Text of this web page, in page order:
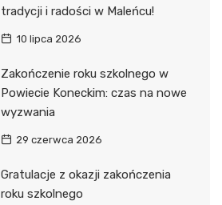
tradycji i radości w Maleńcu!
10 lipca 2026
Zakończenie roku szkolnego w
Powiecie Koneckim: czas na nowe
wyzwania
29 czerwca 2026
Gratulacje z okazji zakończenia
roku szkolnego